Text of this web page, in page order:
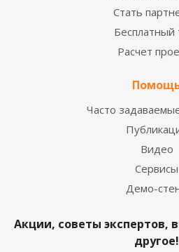
Стать
Бесплатный
Расчет
Часто
Видео
Сервисы
Демо-
Акции, советы экспертов,
другое!